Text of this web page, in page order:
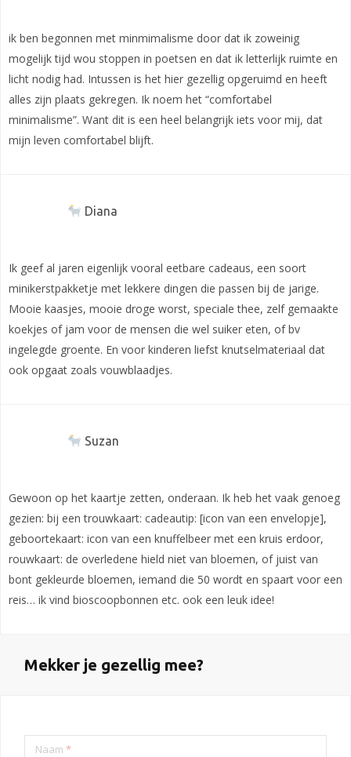
ik ben begonnen met minmimalisme door dat ik zoweinig
mogelijk tijd wou stoppen in poetsen en dat ik letterlijk ruimte en
licht nodig had. Intussen is het hier gezellig opgeruimd en heeft
alles zijn plaats gekregen. Ik noem het “comfortabel
minimalisme”. Want dit is een heel belangrijk iets voor mij, dat
mijn leven comfortabel blijft.
Diana
Ik geef al jaren eigenlijk vooral eetbare cadeaus, een soort
minikerstpakketje met lekkere dingen die passen bij de jarige.
Mooie kaasjes, mooie droge worst, speciale thee, zelf gemaakte
koekjes of jam voor de mensen die wel suiker eten, of bv
ingelegde groente. En voor kinderen liefst knutselmateriaal dat
ook opgaat zoals vouwblaadjes.
Suzan
Gewoon op het kaartje zetten, onderaan. Ik heb het vaak genoeg
gezien: bij een trouwkaart: cadeautip: [icon van een envelopje],
geboortekaart: icon van een knuffelbeer met een kruis erdoor,
rouwkaart: de overledene hield niet van bloemen, of juist van
bont gekleurde bloemen, iemand die 50 wordt en spaart voor een
reis… ik vind bioscoopbonnen etc. ook een leuk idee!
Mekker je gezellig mee?
Naam *